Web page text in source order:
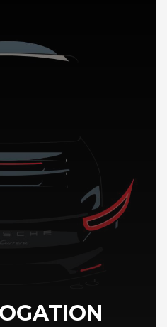
AUTO en Grece